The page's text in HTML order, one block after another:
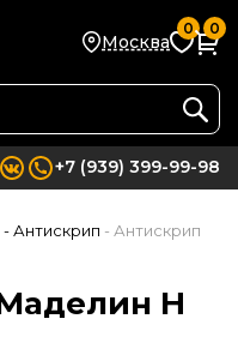
Москва
0 0
+7 (939) 399-99-98
- Антискрип - Антискрип
Н